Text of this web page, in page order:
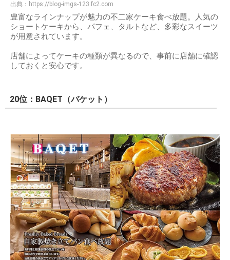
出典： https://blog-imgs-123.fc2.com
豊富なラインナップが魅力の不二家ケーキ食べ放題。人気の
ショートケーキから、パフェ、タルトなど、多彩なスイーツ
が用意されています。
店舗によってケーキの種類が異なるので、事前に店舗に確認
しておくと安心です。
20位：BAQET（バケット）